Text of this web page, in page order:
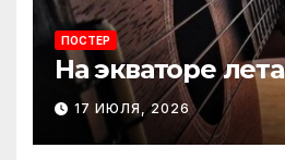
ПОСТЕР
На экваторе лета
17 ИЮЛЯ, 2026